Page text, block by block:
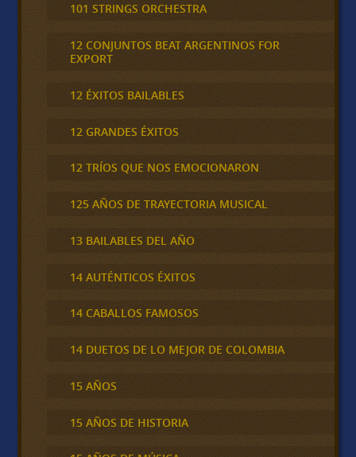
101 STRINGS ORCHESTRA
12 CONJUNTOS BEAT ARGENTINOS FOR
EXPORT
12 ÉXITOS BAILABLES
12 GRANDES ÉXITOS
12 TRÍOS QUE NOS EMOCIONARON
125 AÑOS DE TRAYECTORIA MUSICAL
13 BAILABLES DEL AÑO
14 AUTÉNTICOS ÉXITOS
14 CABALLOS FAMOSOS
14 DUETOS DE LO MEJOR DE COLOMBIA
15 AÑOS
15 AÑOS DE HISTORIA